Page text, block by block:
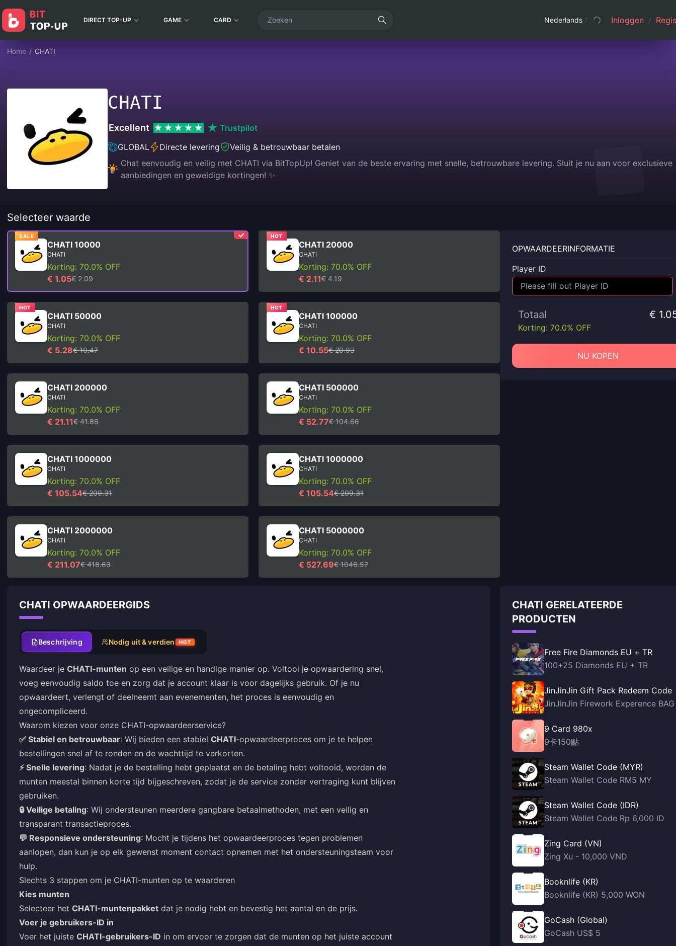
DIRECT TOP-UP GAME CARD Nederlands / Inloggen /
Home / CHATI
CHATI
Excellent
Trustpilot
GLOBAL
Directe levering
Veilig & betrouwbaar betalen
Chat eenvoudig en veilig met CHATI via BitTopUp! Geniet van de beste ervaring met snelle, betrouwbare levering. Sluit je nu aan voor exclusieve
aanbiedingen en geweldige kortingen! ✨
Selecteer waarde
SALE
CHATI 10000
CHATI
Korting: 70.0% OFF
€ 1.05€ 2.09
HOT
CHATI 20000
CHATI
Korting: 70.0% OFF
€ 2.11€ 4.19
HOT
CHATI 50000
CHATI
Korting: 70.0% OFF
€ 5.28€ 10.47
HOT
CHATI 100000
CHATI
Korting: 70.0% OFF
€ 10.55€ 20.93
CHATI 200000
CHATI
Korting: 70.0% OFF
€ 21.11€ 41.86
CHATI 500000
CHATI
Korting: 70.0% OFF
€ 52.77€ 104.66
CHATI 1000000
CHATI
Korting: 70.0% OFF
€ 105.54€ 209.31
CHATI 1000000
CHATI
Korting: 70.0% OFF
€ 105.54€ 209.31
CHATI 2000000
CHATI
Korting: 70.0% OFF
€ 211.07€ 418.63
CHATI 5000000
CHATI
Korting: 70.0% OFF
€ 527.69€ 1046.57
OPWAARDEERINFORMATIE
Player ID
Totaal €
Korting: 70.0% OFF
NU KOPEN
CHATI OPWAARDEERGIDS
Beschrijving Nodig uit & verdien HOT
Waardeer je CHATI-munten op een veilige en handige manier op. Voltooi je opwaardering snel,
voeg eenvoudig saldo toe en zorg dat je account klaar is voor dagelijks gebruik. Of je nu
opwaardeert, verlengt of deelneemt aan evenementen, het proces is eenvoudig en
ongecompliceerd.
Waarom kiezen voor onze CHATI-opwaardeerservice?
✅ Stabiel en betrouwbaar: Wij bieden een stabiel CHATI-opwaardeerproces om je te helpen
bestellingen snel af te ronden en de wachttijd te verkorten.
⚡ Snelle levering: Nadat je de bestelling hebt geplaatst en de betaling hebt voltooid, worden de
munten meestal binnen korte tijd bijgeschreven, zodat je de service zonder vertraging kunt blijven
gebruiken.
🔒 Veilige betaling: Wij ondersteunen meerdere gangbare betaalmethoden, met een veilig en
transparant transactieproces.
💬 Responsieve ondersteuning: Mocht je tijdens het opwaardeerproces tegen problemen
aanlopen, dan kun je op elk gewenst moment contact opnemen met het ondersteuningsteam voor
hulp.
Slechts 3 stappen om je CHATI-munten op te waarderen
Kies munten
Selecteer het CHATI-muntenpakket dat je nodig hebt en bevestig het aantal en de prijs.
Voer je gebruikers-ID in
Voer het juiste CHATI-gebruikers-ID in om ervoor te zorgen dat de munten op het juiste account
CHATI GERELATEERDE
PRODUCTEN
Free Fire Diamonds EU + TR
100+25 Diamonds EU + TR
JinJinJin Gift Pack Redeem Code
JinJinJin Firework Experence BAG
9 Card 980x
9卡150點
Steam Wallet Code (MYR)
Steam Wallet Code RM5 MY
Steam Wallet Code (IDR)
Steam Wallet Code Rp 6,000 ID
Zing Card (VN)
Zing Xu - 10,000 VND
Booknlife (KR)
Booknlife (KR) 5,000 WON
GoCash (Global)
GoCash US$ 5